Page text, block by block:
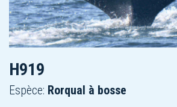
H919
Espèce: Rorqual à bosse